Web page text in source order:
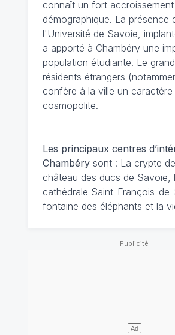
connaît un fort accroissement
démographique. La présence
l'Université de Savoie,
a apporté à Chambéry une
population étudiante. Le
résidents étrangers
confère à la ville un caractère
cosmopolite.
Les principaux centres
Chambérysont : La crypte
château des ducs de Savoie,
cathédrale Saint-François-
fontaine des éléphants et la